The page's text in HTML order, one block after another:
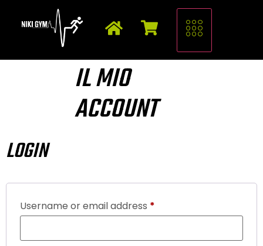
IL MIO
ACCOUNT
LOGIN
Username or email address *